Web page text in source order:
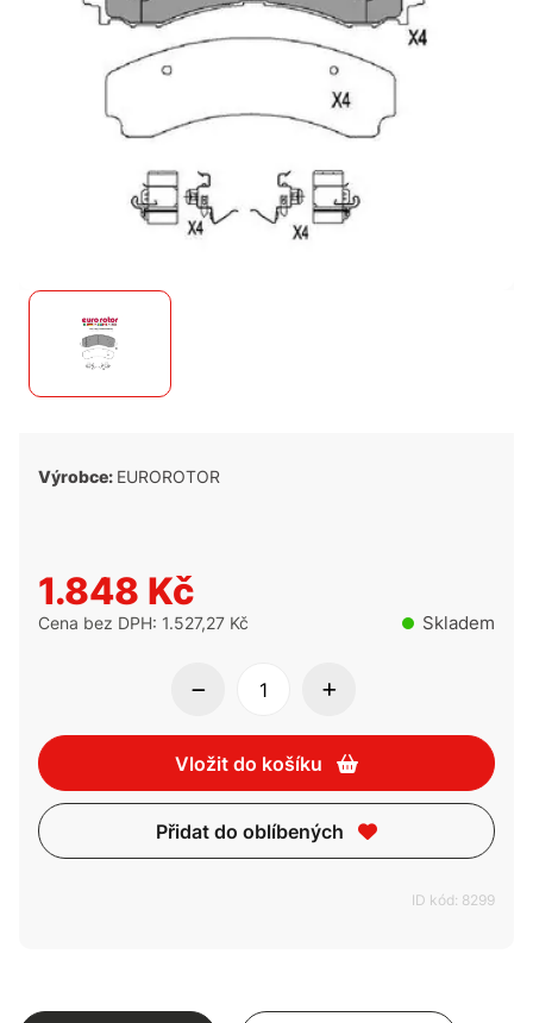
Výrobce: EUROROTOR
1.848 Kč
Cena bez DPH: 1.527,27 Kč Skladem
Vložit do košíku
Přidat do oblíbených
ID kód: 8299